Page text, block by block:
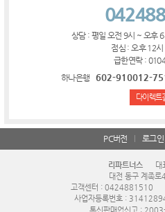
상담 : 평일 오전 9시 ~ 오후
점심 : 오후 12시
급한연락 :
하나은행
602-910012-
다이렉트
PC버전 로그인
리파트너스
대
대전 동구 계족
고객센터 : 0424881510
사업자등록번호 :